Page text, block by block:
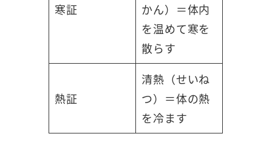
寒証
かん）＝体内
を温めて寒を
散らす
熱証
清熱（せいね
つ）＝体の熱
を冷ます